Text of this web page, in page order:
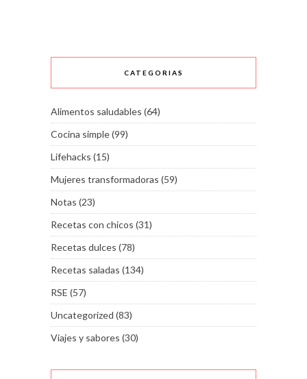
CATEGORIAS
Alimentos saludables (64)
Cocina simple(99)
Lifehacks (15)
Mujeres transformadoras (59)
Notas (23)
Recetas con chicos (31)
Recetas dulces (78)
Recetas saladas (134)
RSE (57)
Uncategorized (83)
Viajes y sabores (30)